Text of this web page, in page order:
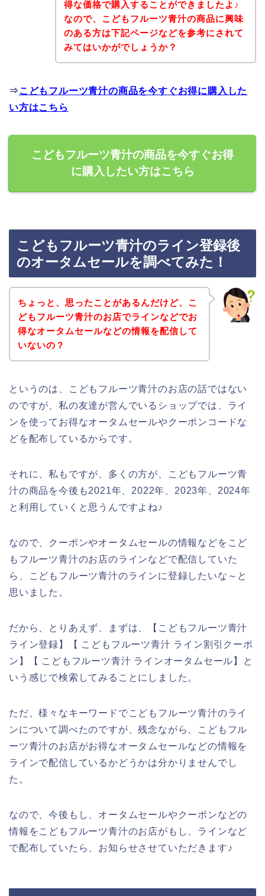
得な価格で購入することができましたよ♪
なので、こどもフルーツ青汁の商品に興味
のある方は下記ページなどを参考にされて
みてはいかがでしょうか？
⇒ こどもフルーツ青汁の商品を今すぐお得に購入した
い方はこちら
こどもフルーツ青汁の商品を今すぐお得
に購入したい方はこちら
こどもフルーツ青汁のライン登録後
のオータムセールを調べてみた！
ちょっと、思ったことがあるんだけど、こ
どもフルーツ青汁のお店でラインなどでお
得なオータムセールなどの情報を配信して
いないの？
というのは、こどもフルーツ青汁のお店の話ではない
のですが、私の友達が営んでいるショップでは、ライ
ンを使ってお得なオータムセールやクーポンコードな
どを配布しているからです。
それに、私もですが、多くの方が、こどもフルーツ青
汁の商品を今後も2021年、2022年、2023年、2024年
と利用していくと思うんですよね♪
なので、クーポンやオータムセールの情報などをこど
もフルーツ青汁のお店のラインなどで配信していた
ら、こどもフルーツ青汁のラインに登録したいな～と
思いました。
だから、とりあえず、まずは、【こどもフルーツ青汁
ライン登録】【 こどもフルーツ青汁 ライン割引クーポ
ン】【 こどもフルーツ青汁 ラインオータムセール】と
いう感じで検索してみることにしました。
ただ、様々なキーワードでこどもフルーツ青汁のライ
ンについて調べたのですが、残念ながら、こどもフル
ーツ青汁のお店がお得なオータムセールなどの情報を
ラインで配信しているかどうかは分かりませんでし
た。
なので、今後もし、オータムセールやクーポンなどの
情報をこどもフルーツ青汁のお店がもし、ラインなど
で配布していたら、お知らせさせていただきます♪